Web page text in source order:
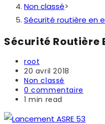
Non classé>
Sécurité routière en
Sécurité Routière
Auteur/autrice
de
la
publication :
root
Publication
publiée :
20 avril 2018
Post
category:
Non classé
Commentaires
de
publication :
0 commentaire
Temps
lecture :
1 min read